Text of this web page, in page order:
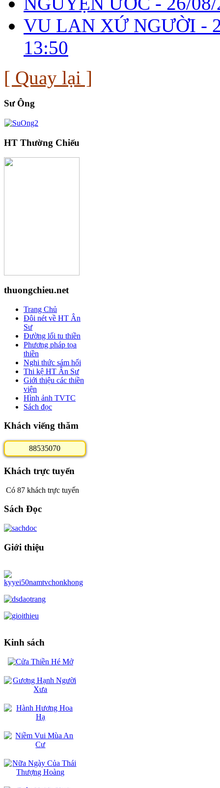
VU LAN XỨ NGƯỜI -
13:50
[ Quay lại ]
Sư Ông
HT Thường Chiếu
thuongchieu.net
Trang Chủ
Đôi nét về HT Ân
Sư
Đường lối tu thiền
Phương pháp tọa
thiền
Nghi thức sám hối
Thi kệ HT Ân Sư
Giới thiệu các thiền
viện
Hình ảnh TVTC
Sách đọc
Khách viếng thăm
88535070
Khách trực tuyến
Có 87 khách trực tuyến
Sách Đọc
Giới thiệu
Kinh sách